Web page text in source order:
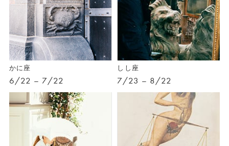
かに座
6/22 – 7/22
しし座
7/23 – 8/22